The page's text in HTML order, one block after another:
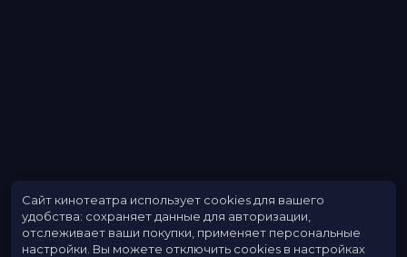
Сайт кинотеатра использует cookies для вашего
удобства: сохраняет данные для авторизации,
отслеживает ваши покупки, применяет персональные
настройки. Вы можете отключить cookies в настройках